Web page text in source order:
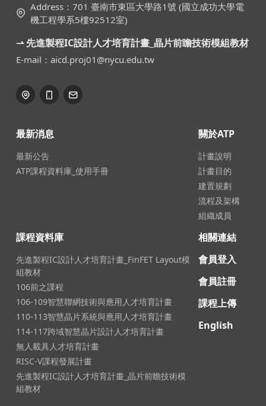
Address：701 臺南市東區大學路1號 (國立成功大學電
機工程學系5樓92512室)
⇀ 先進製程IC設計人才培育計畫_晶片前瞻技術模組教材
E-mail：aicd.proj01@nycu.edu.tw
最新消息
最新公告
ATP課程資料庫_使用手冊
關於ATP
計畫說明
計畫目的
建置規劃
流程及架構
組織成員
課程資料庫
先進製程IC設計人才培育計畫_FinFET Layout模
組教材
106前之課程
106-109智慧聯網技術與應用人才培育計畫
110-113智慧晶片系統與應用人才培育計畫
114-117跨域智慧晶片設計人才培育計畫
無人載具人才培育計畫
RISC-V課程發展計畫
先進製程IC設計人才培育計畫_晶片前瞻技術模
組教材
相關連結
會員登入
會員註冊
課程上傳
English